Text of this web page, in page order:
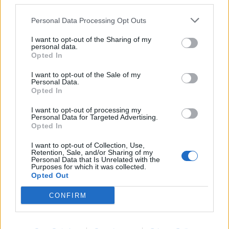
Personal Data Processing Opt Outs
I want to opt-out of the Sharing of my
personal data.
Opted In
I want to opt-out of the Sale of my
Personal Data.
Opted In
I want to opt-out of processing my
Personal Data for Targeted Advertising.
Opted In
I want to opt-out of Collection, Use,
Retention, Sale, and/or Sharing of my
Personal Data that Is Unrelated with the
Purposes for which it was collected.
Opted Out
CONFIRM
banorët e Barabit–Lluban,
armatimesh
20-vjeçarit në Korçë
Ankaraja u kërkon
Moskës dhe Kievit
armëpushim në Detin e Zi
protesta kundër klasës
politike: “Nesër më
Dita e nëntë e protestës
në Divjakë, banorët djegin
Protestuesit vijojnë
marshimin pa u ndalur: